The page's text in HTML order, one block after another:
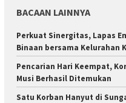
BACAAN LAINNYA
Perkuat Sinergitas, Lapas
Binaan bersama Kelurahan
Pencarian Hari Keempat,
Musi Berhasil Ditemukan
Satu Korban Hanyut di